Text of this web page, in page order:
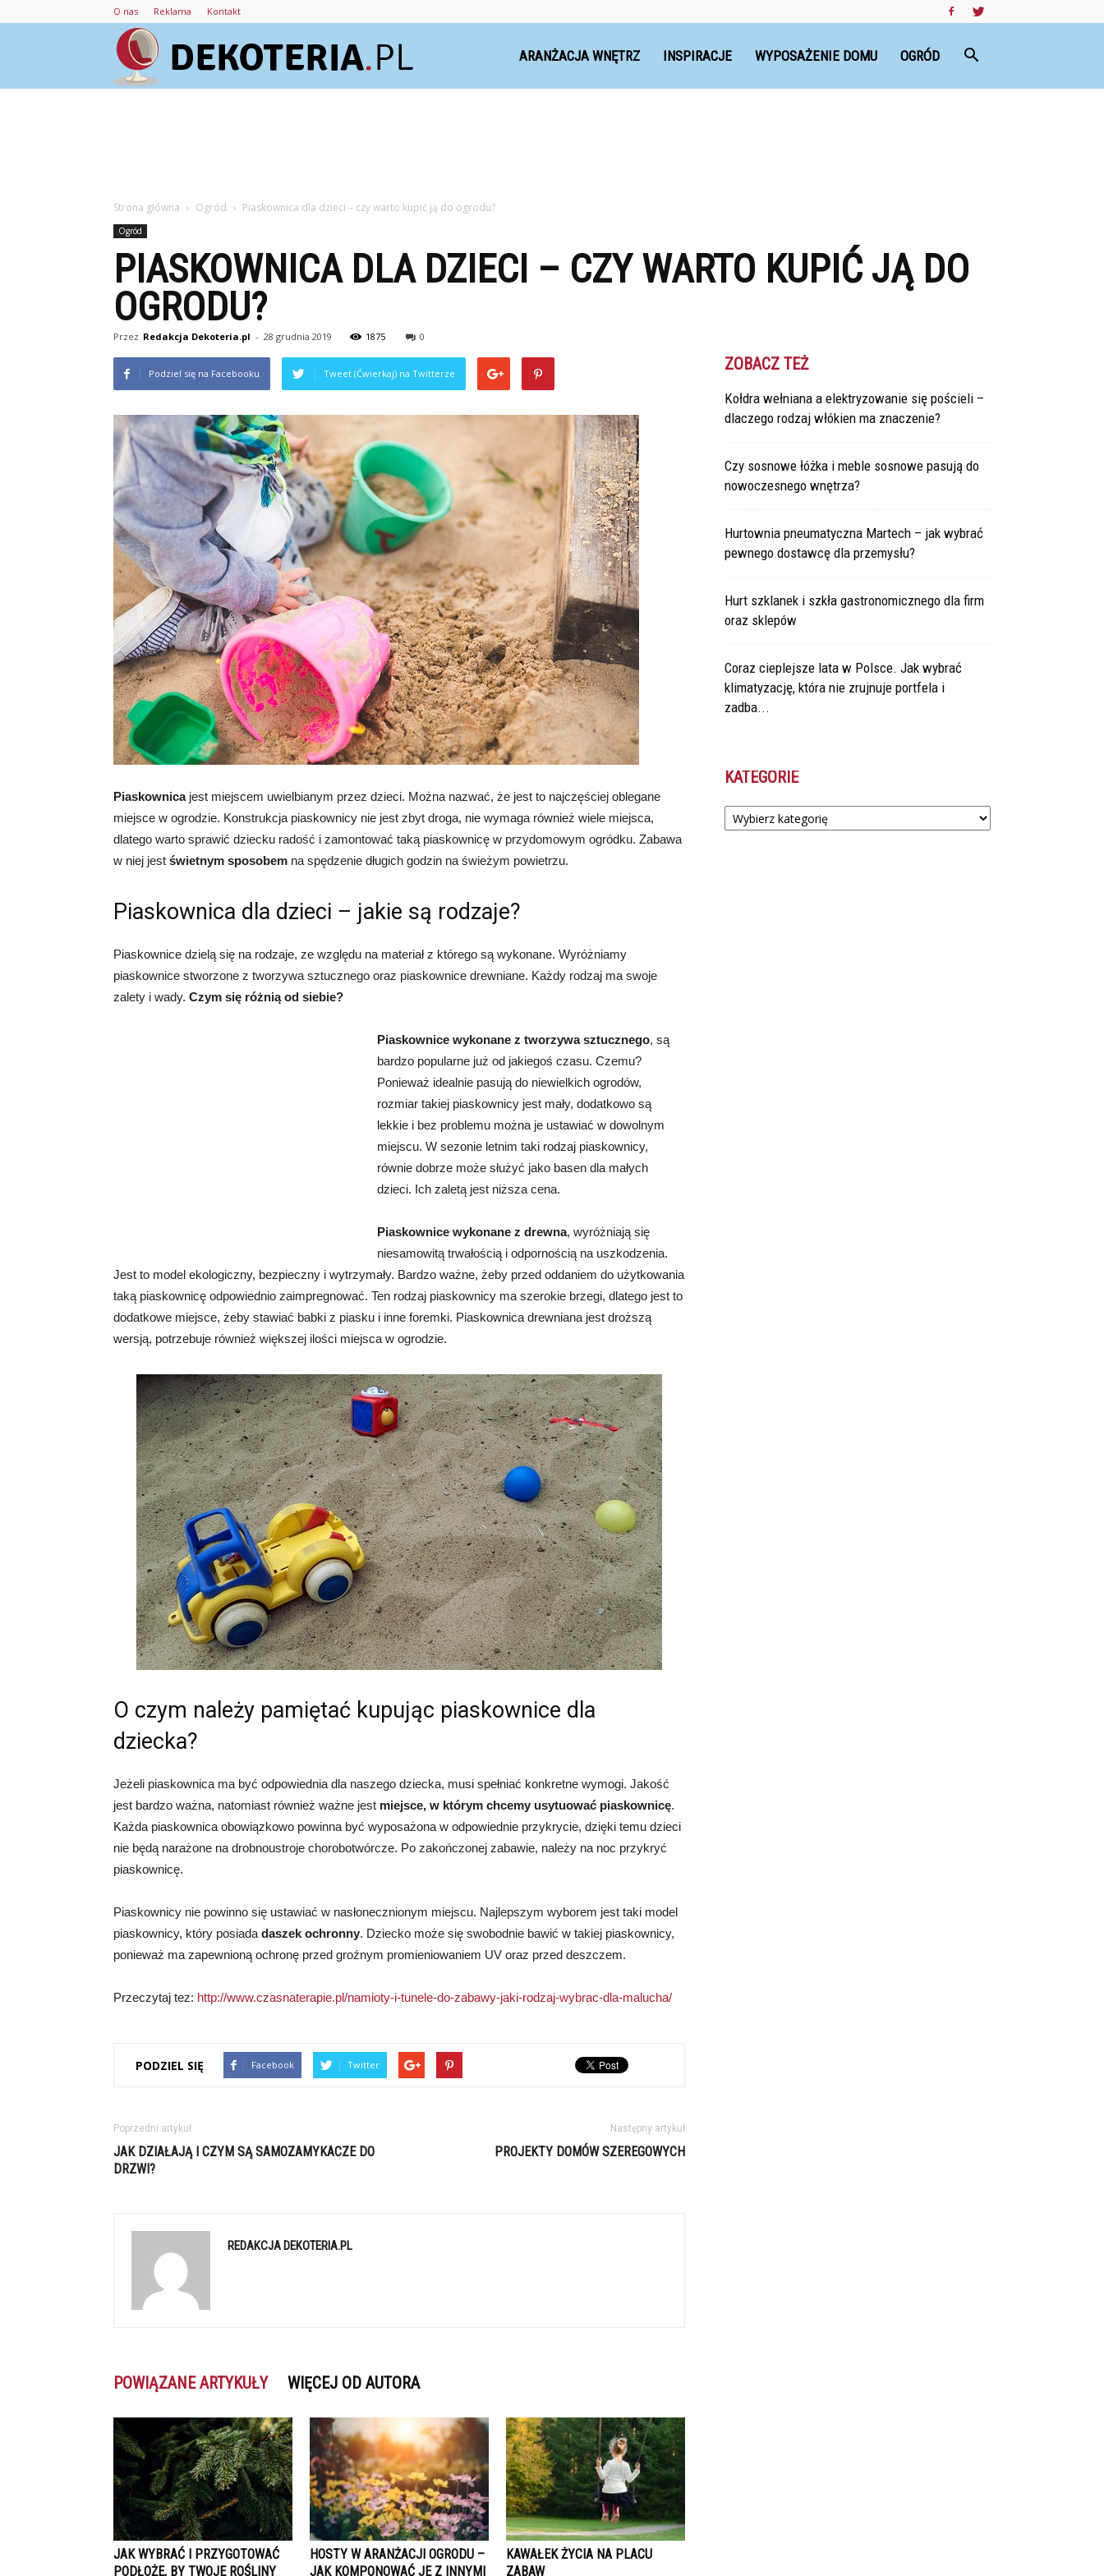
O nas Reklama Kontakt
ARANŻACJA WNĘTRZ INSPIRACJE WYPOSAŻENIE DOMU OGRÓD
Strona główna Ogród Piaskownica dla dzieci – czy warto kupić ją do ogrodu?
Ogród
PIASKOWNICA DLA DZIECI – CZY WARTO KUPIĆ JĄ DO
OGRODU?
Przez Redakcja Dekoteria.pl - 28 grudnia 2019 1875 0
Podziel się na Facebooku Tweet (Ćwierkaj) na Twitterze
Piaskownicajest miejscem uwielbianym przez dzieci. Można nazwać, że jest to najczęściej oblegane
miejsce w ogrodzie. Konstrukcja piaskownicy nie jest zbyt droga, nie wymaga również wiele miejsca,
dlatego warto sprawić dziecku radość i zamontować taką piaskownicę w przydomowym ogródku. Zabawa
w niej jest świetnym sposobem na spędzenie długich godzin na świeżym powietrzu.
Piaskownica dla dzieci – jakie są rodzaje?
Piaskownice dzielą się na rodzaje, ze względu na materiał z którego są wykonane. Wyróżniamy
piaskownice stworzone z tworzywa sztucznego oraz piaskownice drewniane. Każdy rodzaj ma swoje
zalety i wady. Czym się różnią od siebie?
Piaskownice wykonane z tworzywa sztucznego, są
bardzo popularne już od jakiegoś czasu. Czemu?
Ponieważ idealnie pasują do niewielkich ogrodów,
rozmiar takiej piaskownicy jest mały, dodatkowo są
lekkie i bez problemu można je ustawiać w dowolnym
miejscu. W sezonie letnim taki rodzaj piaskownicy,
równie dobrze może służyć jako basen dla małych
dzieci. Ich zaletą jest niższa cena.
Piaskownice wykonane z drewna, wyróżniają się
niesamowitą trwałością i odpornością na uszkodzenia.
Jest to model ekologiczny, bezpieczny i wytrzymały. Bardzo ważne, żeby przed oddaniem do użytkowania
taką piaskownicę odpowiednio zaimpregnować. Ten rodzaj piaskownicy ma szerokie brzegi, dlatego jest to
dodatkowe miejsce, żeby stawiać babki z piasku i inne foremki. Piaskownica drewniana jest droższą
wersją, potrzebuje również większej ilości miejsca w ogrodzie.
O czym należy pamiętać kupując piaskownice dla
dziecka?
Jeżeli piaskownica ma być odpowiednia dla naszego dziecka, musi spełniać konkretne wymogi. Jakość
jest bardzo ważna, natomiast również ważne jest miejsce, w którym chcemy usytuować piaskownicę.
Każda piaskownica obowiązkowo powinna być wyposażona w odpowiednie przykrycie, dzięki temu dzieci
nie będą narażone na drobnoustroje chorobotwórcze. Po zakończonej zabawie, należy na noc przykryć
piaskownicę.
Piaskownicy nie powinno się ustawiać w nasłonecznionym miejscu. Najlepszym wyborem jest taki model
piaskownicy, który posiada daszek ochronny. Dziecko może się swobodnie bawić w takiej piaskownicy,
ponieważ ma zapewnioną ochronę przed groźnym promieniowaniem UV oraz przed deszczem.
Przeczytaj tez: http://www.czasnaterapie.pl/namioty-i-tunele-do-zabawy-jaki-rodzaj-wybrac-dla-malucha/
PODZIEL SIĘ Facebook Twitter
Poprzedni artykuł
JAK DZIAŁAJĄ I CZYM SĄ SAMOZAMYKACZE DO
DRZWI?
Następny artykuł
PROJEKTY DOMÓW SZEREGOWYCH
REDAKCJA DEKOTERIA.PL
POWIĄZANE ARTYKUŁY WIĘCEJ OD AUTORA
JAK WYBRAĆ I PRZYGOTOWAĆ
PODŁOŻE, BY TWOJE ROŚLINY
HOSTY W ARANŻACJI OGRODU –
JAK KOMPONOWAĆ JE Z INNYMI
KAWAŁEK ŻYCIA NA PLACU
ZABAW
ZOBACZ TEŻ
Kołdra wełniana a elektryzowanie się pościeli –
dlaczego rodzaj włókien ma znaczenie?
Czy sosnowe łóżka i meble sosnowe pasują do
nowoczesnego wnętrza?
Hurtownia pneumatyczna Martech – jak wybrać
pewnego dostawcę dla przemysłu?
Hurt szklanek i szkła gastronomicznego dla firm
oraz sklepów
Coraz cieplejsze lata w Polsce. Jak wybrać
klimatyzację, która nie zrujnuje portfela i
zadba...
KATEGORIE
Kategorie